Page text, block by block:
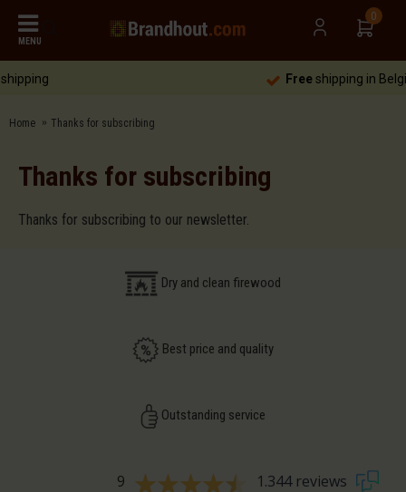
MENU
0
shipping in Belgium & NL
Home Thanks for subscribing
Thanks for subscribing
Thanks for subscribing to our newsletter.
Dry and clean firewood
Best price and quality
Outstanding service
9 1.344 reviews